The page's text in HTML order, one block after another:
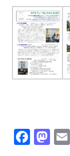
o
o
k
o
n
F
M